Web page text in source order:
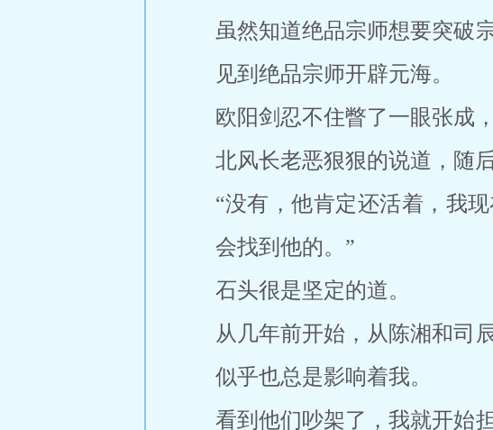
虽然知道绝品宗师想要突破
见到绝品宗师开辟元海。
欧阳剑忍不住瞥了一眼张成
北风长老恶狠狠的说道，随
“没有，他肯定还活着，我
会找到他的。”
石头很是坚定的道。
从几年前开始，从陈湘和司
似乎也总是影响着我。
看到他们吵架了，我就开始